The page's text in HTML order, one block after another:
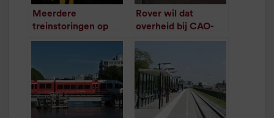
Meerdere
treinstoringen op
het Hogeland
Rover wil dat
overheid bij CAO-
overleg inmengt
/